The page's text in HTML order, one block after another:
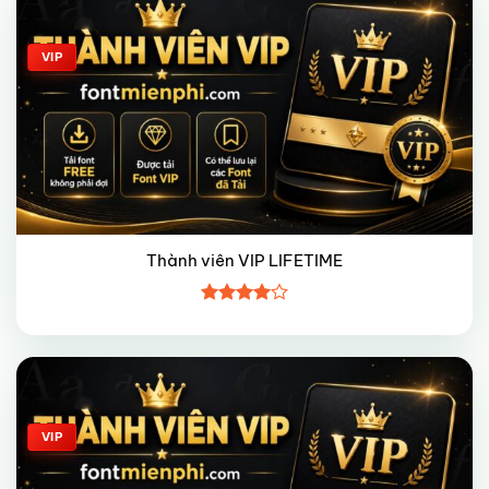
VIP
Thành viên VIP LIFETIME
xếp hạng
45 sao
Giảm giá!
VIP